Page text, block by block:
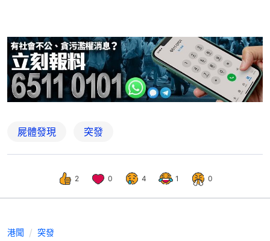
屍體發現 突發
2 0 4 1 0
港聞 突發